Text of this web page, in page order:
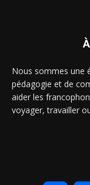
Nous sommes une
pédagogie et de
aider les
voyager, travailler